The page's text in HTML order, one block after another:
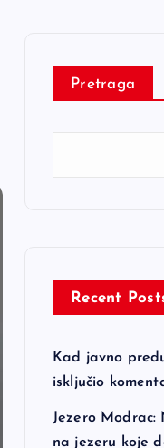
Pretraga
Recent
Kad javno
isključio
Jezero
na jezeru koje